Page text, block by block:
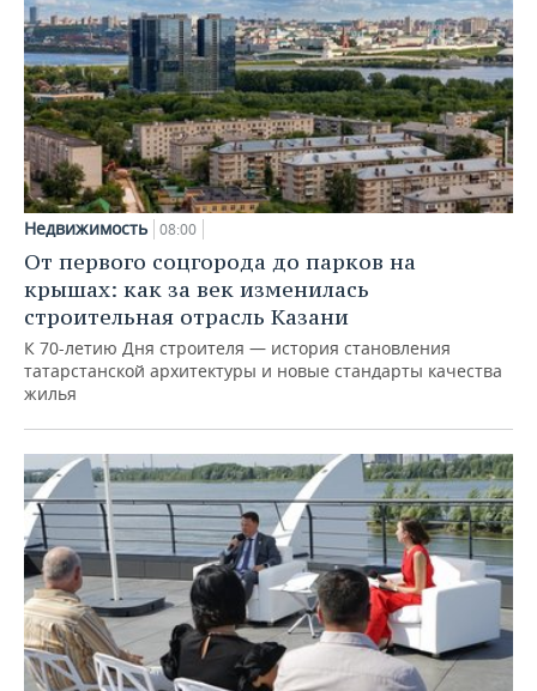
Недвижимость 08:00
От первого соцгорода до парков на
крышах: как за век изменилась
строительная отрасль Казани
К 70-летию Дня строителя — история становления
татарстанской архитектуры и новые стандарты качества
жилья